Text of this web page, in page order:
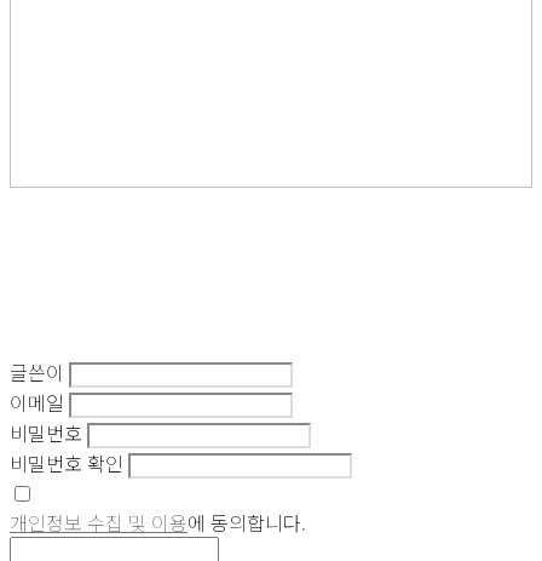
글쓴이
이메일
비밀번호
비밀번호 확인
개인정보 수집 및 이용에 동의합니다.